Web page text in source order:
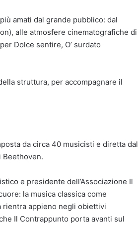
amati dal grande pubblico: dal
alle atmosfere cinematografiche di
Dolce sentire, O’ surdato
struttura, per accompagnare il
da circa 40 musicisti e diretta dal
Beethoven.
e presidente dell’Associazione Il
la musica classica come
rientra appieno negli obiettivi
Il Contrappunto porta avanti sul